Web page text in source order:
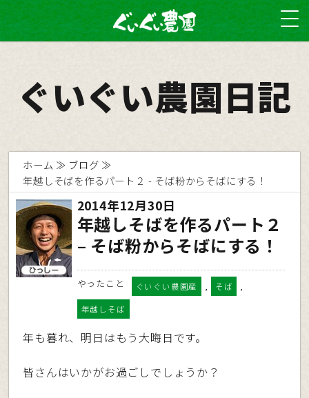
ぐいぐい農園日記
ホーム
ブログ
年越しそばを作るパート２ - そば粉からそばにする！
2014年12月30日
年越しそばを作るパート２
– そば粉からそばにする！
やったこと ぐいぐい農園産 , そば ,
年越しそば
年も暮れ、明日はもう大晦日です。
皆さんはいかがお過ごしでしょうか？